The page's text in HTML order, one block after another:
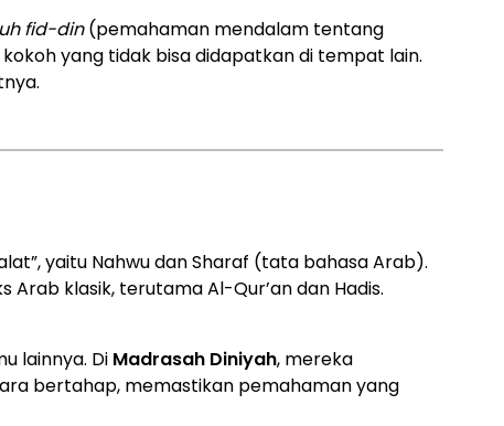
fid-din(pemahaman mendalam tentang
yang tidak bisa didapatkan di tempat lain.
yaitu Nahwu dan Sharaf (tata bahasa Arab).
klasik, terutama Al-Qur’an dan Hadis.
lainnya. Di Madrasah Diniyah, mereka
bertahap, memastikan pemahaman yang